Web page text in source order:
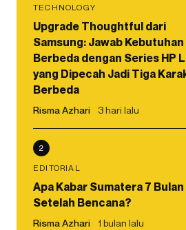
TECHNOLOGY
Upgrade Thoughtful dari
Samsung: Jawab Kebutuhan
Berbeda dengan Series HP
yang Dipecah Jadi Tiga
Berbeda
Risma Azhari 3 hari lalu
2
EDITORIAL
Apa Kabar Sumatera 7 Bulan
Setelah Bencana?
Risma Azhari 1 bulan lalu